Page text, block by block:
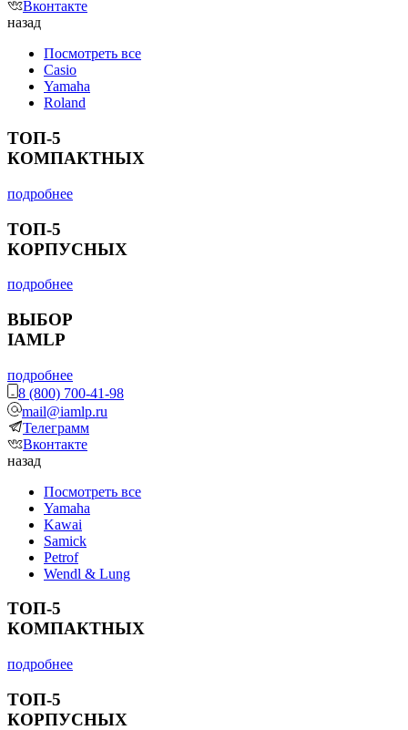
Вконтакте
назад
Посмотреть все
Casio
Yamaha
Roland
ТОП-5
КОМПАКТНЫХ
подробнее
ТОП-5
КОРПУСНЫХ
подробнее
ВЫБОР
IAMLP
подробнее
8 (800) 700-41-98
mail@iamlp.ru
Телеграмм
Вконтакте
назад
Посмотреть все
Yamaha
Kawai
Samick
Petrof
Wendl & Lung
ТОП-5
КОМПАКТНЫХ
подробнее
ТОП-5
КОРПУСНЫХ